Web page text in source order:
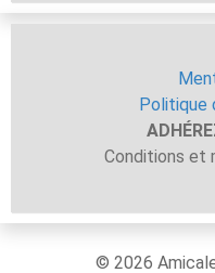
Politique
Conditions et
© 2026